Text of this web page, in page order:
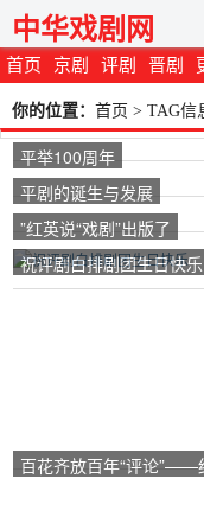
首页 京剧 评剧 晋剧
中华戏剧网
你的位置： 首页 > TAG信
平举100周年
平剧的诞生与发展
”红英说“戏剧”出版了
祝评剧白排剧团生日快乐
百花齐放百年“评论”——